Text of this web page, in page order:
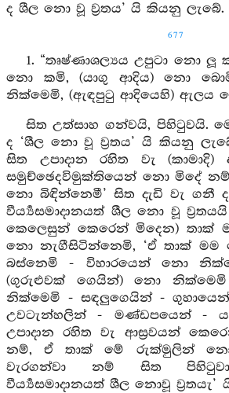
ද ශීල නො වූ ව්‍රතය’ යි කියනු ලැබේ.
677
1. “තෘෂ්ණාශල්‍යය උපුටා නො ලූ
නො කමි, (යාගු ආදිය) නො
නික්මෙමි, (ඇඳපුටු ආදියෙහි) ඇලය
සිත උත්සාහ ගන්වයි, පිහිටුවයි.
ද ‘ශීල නො වූ ව්‍රතය’ යි කියනු
සිත උපාදාන රහිත වැ (කාමාදි)
සමුච්ඡෙදවිමුක්තියෙන් නො මිදේ
නො බිඳින්නෙමී’ සිත දැඩි වැ ගනී
වීර්‍ය්‍යසමාදානයත් ශීල නො වූ
කෙලෙසුන් කෙරෙන් මිදෙන) තාක්
නො නැගීසිටින්නෙමි, ‘ඒ තාක්
බස්නෙමි - විහාරයෙන් නො
(ගුරුළුවක් ගෙයින්) නො
නික්මෙමි - සඳලුගෙයින් -
උවටැන්හලින් - මණ්ඩපයෙන් -
උපාදාන රහිත වැ ආස්‍රවයන්
නම්, ඒ තාක් මේ රුක්මුලින් නො
වැරගන්වා නම් සිත
වීර්‍ය්‍යසමාදානයත් ශීල නොවූ